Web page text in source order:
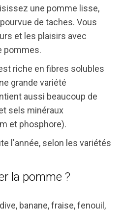
une pomme lisse,
de taches. Vous
et les plaisirs avec
pommes.
riche en fibres solubles
grande variété
aussi beaucoup de
sels minéraux
et phosphore).
l'année, selon les variétés
la pomme ?
banane, fraise, fenouil,